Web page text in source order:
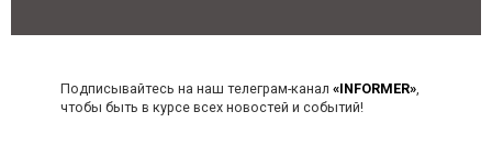
Подписывайтесь на наш телеграм-канал «INFORMER»,
чтобы быть в курсе всех новостей и событий!